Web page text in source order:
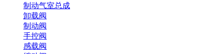
制动气室总成
卸载阀
制动阀
手控阀
感载阀